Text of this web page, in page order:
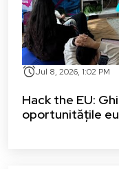
alarmJul 8, 2026, 1:02 PM
Hack the EU:
oportunitățile